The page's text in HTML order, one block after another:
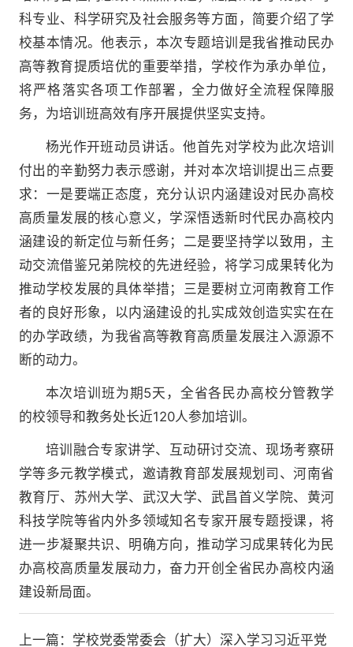
科专业、科学研究及社会服务等方面，简要介绍了学
校基本情况。他表示，本次专题培训是我省推动民办
高等教育提质培优的重要举措，学校作为承办单位，
将严格落实各项工作部署，全力做好全流程保障服
务，为培训班高效有序开展提供坚实支持。
杨光作开班动员讲话。他首先对学校为此次培训
付出的辛勤努力表示感谢，并对本次培训提出三点要
求：一是要端正态度，充分认识内涵建设对民办高校
高质量发展的核心意义，学深悟透新时代民办高校内
涵建设的新定位与新任务；二是要坚持学以致用，主
动交流借鉴兄弟院校的先进经验，将学习成果转化为
推动学校发展的具体举措；三是要树立河南教育工作
者的良好形象，以内涵建设的扎实成效创造实实在在
的办学政绩，为我省高等教育高质量发展注入源源不
断的动力。
本次培训班为期5天，全省各民办高校分管教学
的校领导和教务处长近120人参加培训。
培训融合专家讲学、互动研讨交流、现场考察研
学等多元教学模式，邀请教育部发展规划司、河南省
教育厅、苏州大学、武汉大学、武昌首义学院、黄河
科技学院等省内外多领域知名专家开展专题授课，将
进一步凝聚共识、明确方向，推动学习成果转化为民
办高校高质量发展动力，奋力开创全省民办高校内涵
建设新局面。
上一篇： 学校党委常委会（扩大）深入学习习近平党